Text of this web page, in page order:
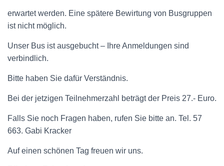
erwartet werden. Eine spätere Bewirtung von Busgruppen
ist nicht möglich.
Unser Bus ist ausgebucht – Ihre Anmeldungen sind
verbindlich.
Bitte haben Sie dafür Verständnis.
Bei der jetzigen Teilnehmerzahl beträgt der Preis 27.- Euro.
Falls Sie noch Fragen haben, rufen Sie bitte an. Tel. 57
663. Gabi Kracker
Auf einen schönen Tag freuen wir uns.